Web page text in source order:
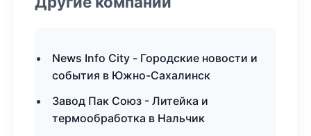
News Info City - Городские новости и
события в Южно-Сахалинск
Завод Пак Союз - Литейка и
термообработка в Нальчик